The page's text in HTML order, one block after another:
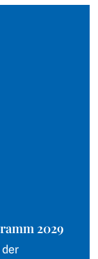
2029
der